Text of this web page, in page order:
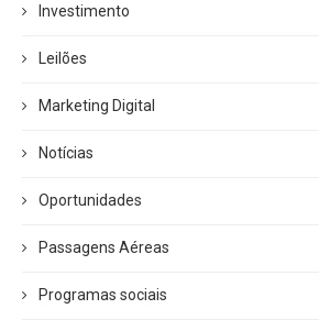
Investimento
Leilões
Marketing Digital
Notícias
Oportunidades
Passagens Aéreas
Programas sociais